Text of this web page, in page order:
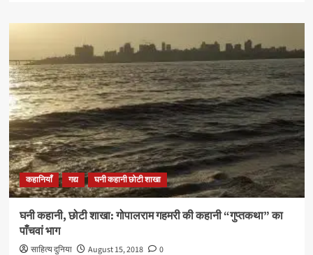
घनी
शाखा:
गोपालराम
गहमरी की
कहानी
“गुप्तकथा”
का
छटवाँ
भाग
कहानियाँ गद्य घनी कहानी छोटी शाखा
घनी कहानी, छोटी शाखा: गोपालराम गहमरी की कहानी “गुप्तकथा” का
पाँचवां भाग
साहित्य दुनिया August 15, 2018
0